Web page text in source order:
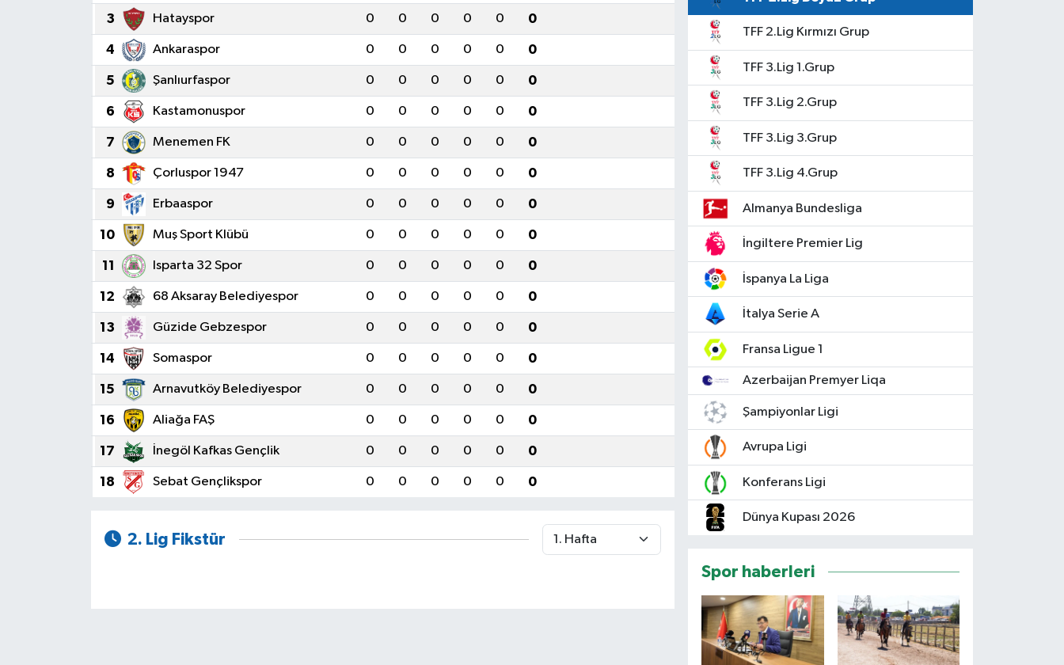
3 Hatayspor 0 0 0 0 0 0
4 Ankaraspor 0 0 0 0 0 0
5 Şanlıurfaspor 0 0 0 0 0 0
6 Kastamonuspor 0 0 0 0 0 0
7 Menemen FK 0 0 0 0 0 0
8 Çorluspor 1947 0 0 0 0 0 0
9 Erbaaspor 0 0 0 0 0 0
10 Muş Sport Klübü 0 0 0 0 0 0
11 Isparta 32 Spor 0 0 0 0 0 0
12 68 Aksaray Belediyespor 0 0 0 0 0 0
13 Güzide Gebzespor 0 0 0 0 0 0
14 Somaspor 0 0 0 0 0 0
15 Arnavutköy Belediyespor 0 0 0 0 0 0
16 Aliağa FAŞ 0 0 0 0 0 0
17 İnegöl Kafkas Gençlik 0 0 0 0 0 0
18 Sebat Gençlikspor 0 0 0 0 0 0
2. Lig Fikstür
TFF 2.Lig Kırmızı Grup
TFF 3.Lig 1.Grup
TFF 3.Lig 2.Grup
TFF 3.Lig 3.Grup
TFF 3.Lig 4.Grup
Almanya Bundesliga
İngiltere Premier Lig
İspanya La Liga
İtalya Serie A
Fransa Ligue 1
Azerbaijan Premyer Liqa
Şampiyonlar Ligi
Avrupa Ligi
Konferans Ligi
Dünya Kupası 2026
Spor haberleri